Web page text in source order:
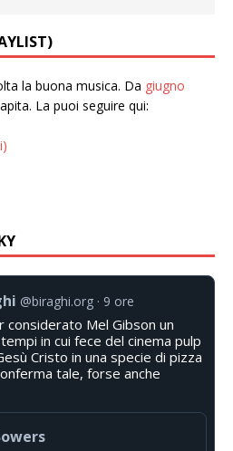
la buona musica. Da giugno
La puoi seguire qui:
@biraghi.org 9 ore
considerato Mel Gibson un
in cui fece del cinema pulp
Cristo in una specie di pizza
tale, forse anche